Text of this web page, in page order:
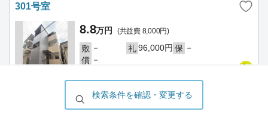
301号室
写真を見る
8.8万円 (共益費 8,000円)
敷 － 礼96,000円 保 －
償 －
2026/08/04 更新
ハウスコム 心斎橋店
検索条件を確認・変更する